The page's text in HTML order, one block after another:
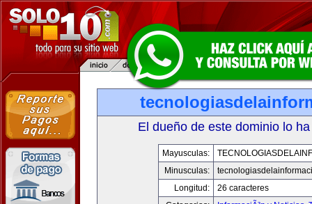
El dueño de este dominio lo
Mayusculas:
Minusculas:
Longitud:
26 caracteres